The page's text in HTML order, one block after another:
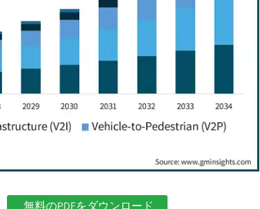
無料のPDFをダウンロード